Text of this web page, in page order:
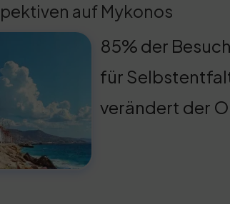
auf Mykonos
85% der
für
verändert der